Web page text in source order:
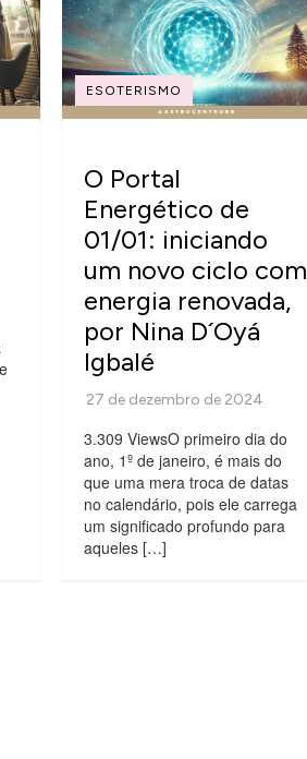
ESOTERISMO
O Portal
Energético de
01/01: iniciando
um novo ciclo com
energia renovada,
por Nina D´Oyá
Igbalé
3.309 ViewsO primeiro dia do
ano, 1º de janeiro, é mais do
que uma mera troca de datas
no calendário, pois ele carrega
um significado profundo para
aqueles […]